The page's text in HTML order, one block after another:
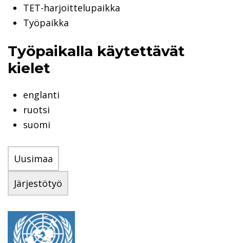
TET-harjoittelupaikka
Työpaikka
Työpaikalla käytettävät
kielet
englanti
ruotsi
suomi
Uusimaa
Järjestötyö